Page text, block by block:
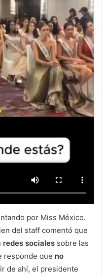
por Miss México.
del staff comentó que
redes sociales sobre las
responde que no
de ahí, el presidente